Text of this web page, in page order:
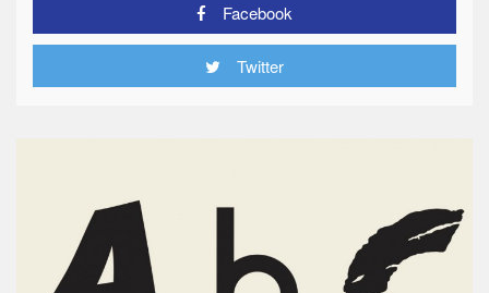
Facebook
Twitter